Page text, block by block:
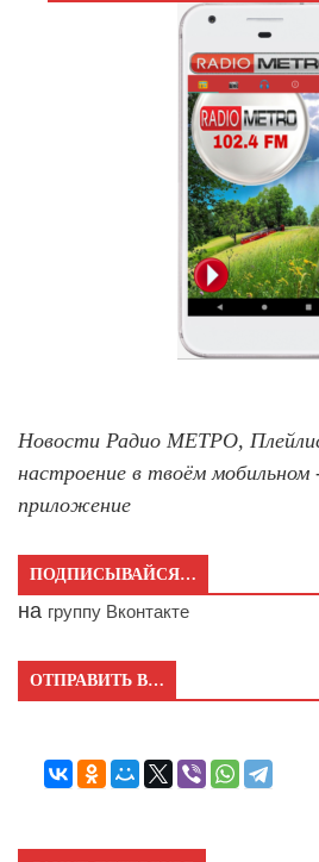
Новости Радио МЕТРО,
настроение в твоём
приложение
ПОДПИСЫВАЙСЯ…
на группу Вконтакте
ОТПРАВИТЬ В…